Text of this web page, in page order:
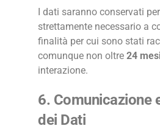
I dati saranno conservati
strettamente necessario a
finalità per cui sono stati
comunque non oltre24
interazione.
6. Comunicazione
dei Dati